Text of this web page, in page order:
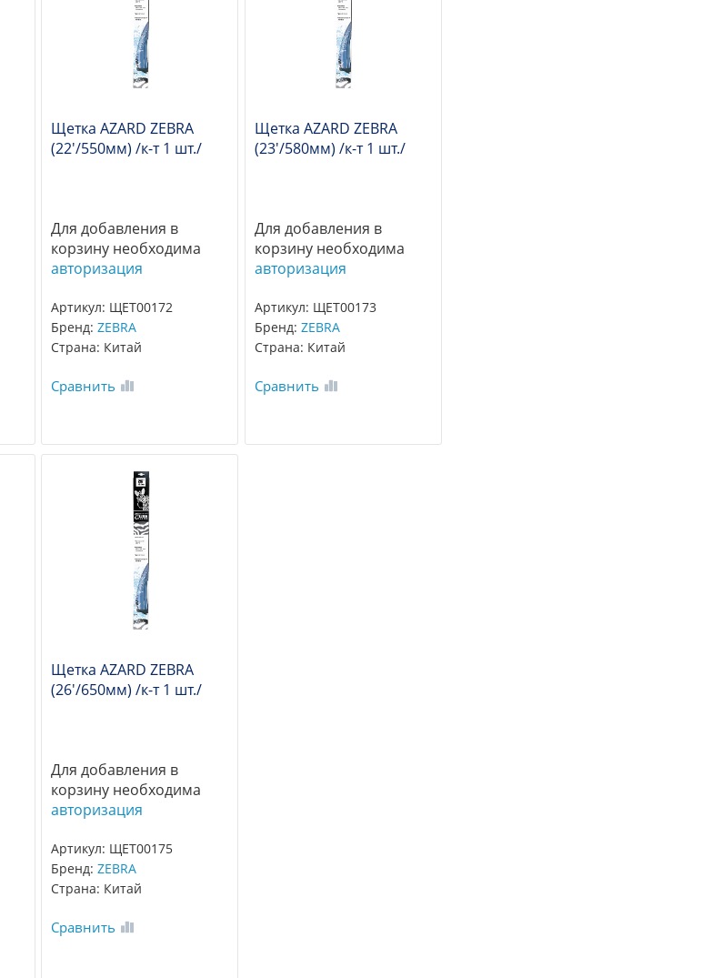
Щетка AZARD ZEBRA
(22'/550мм) /к-т 1 шт./
Для добавления в
корзину необходима
авторизация
Артикул: ЩЕТ00172
Бренд:ZEBRA
Страна: Китай
Сравнить
Щетка AZARD ZEBRA
(23'/580мм) /к-т 1 шт./
Для добавления в
корзину необходима
авторизация
Артикул: ЩЕТ00173
Бренд: ZEBRA
Страна: Китай
Сравнить
Щетка AZARD ZEBRA
(26'/650мм) /к-т 1 шт./
Для добавления в
корзину необходима
авторизация
Артикул: ЩЕТ00175
Бренд:ZEBRA
Страна: Китай
Сравнить